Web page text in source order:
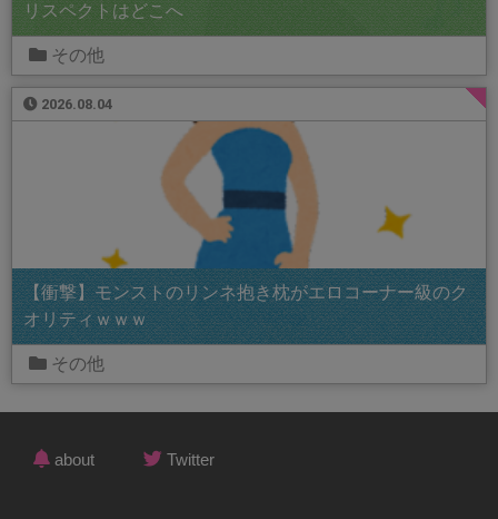
リスペクトはどこへ
その他
2026.08.04
【衝撃】モンストのリンネ抱き枕がエロコーナー級のク
オリティｗｗｗ
その他
about Twitter